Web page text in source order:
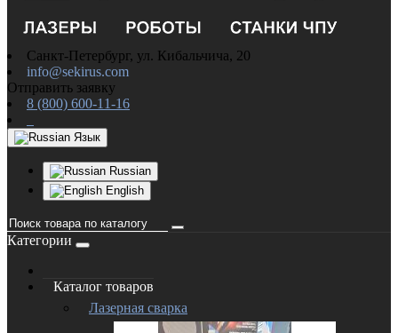
Санкт-Петербург, ул. Кибальчича, 20
info@sekirus.com
Отправить заявку
8 (800) 600-11-16
Язык
Russian
English
Категории
Каталог товаров
Лазерная сварка